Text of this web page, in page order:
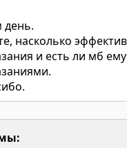
насколько
и есть ли мб